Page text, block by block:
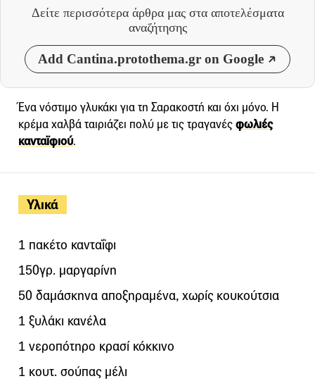
Δείτε περισσότερα άρθρα μας στα αποτελέσματα
αναζήτησης
Add Cantina.protothema.gr on Google
Υλικά
1 πακέτο κανταΐφι
150γρ. μαργαρίνη
50 δαμάσκηνα αποξηραμένα, χωρίς κουκούτσια
1 ξυλάκι κανέλα
1 νεροπότηρο κρασί κόκκινο
1 κουτ. σούπας μέλι
Ένα νόστιμο γλυκάκι για τη Σαρακοστή και όχι μόνο. Η
κρέμα χαλβά ταιριάζει πολύ με τις τραγανέςφωλιές
κανταϊφιού.